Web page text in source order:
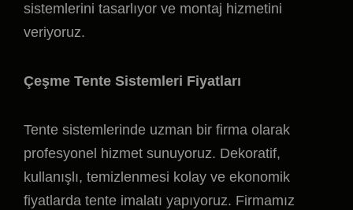
sistemlerini tasarlıyor ve montaj hizmetini
veriyoruz.
Çeşme Tente Sistemleri Fiyatları
Tente sistemlerinde uzman bir firma olarak
profesyonel hizmet sunuyoruz. Dekoratif,
kullanışlı, temizlenmesi kolay ve ekonomik
fiyatlarda tente imalatı yapıyoruz. Firmamız